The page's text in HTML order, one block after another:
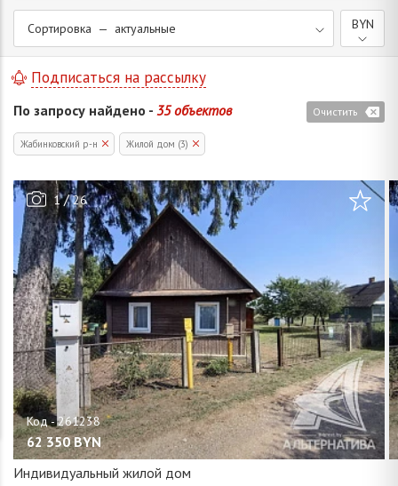
Сортировка — актуальные BYN
По запросу найдено - 35 объектов Очистить
Подписаться на рассылку
Жабинковский р-н Жилой дом (3)
1/26
62 350 BYN
Индивидуальный жилой дом